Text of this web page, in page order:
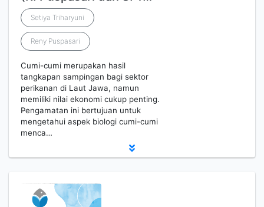
Setiya Triharyuni
Reny Puspasari
Cumi-cumi merupakan hasil
tangkapan sampingan bagi sektor
perikanan di Laut Jawa, namun
memiliki nilai ekonomi cukup penting.
Pengamatan ini bertujuan untuk
mengetahui aspek biologi cumi-cumi
menca…